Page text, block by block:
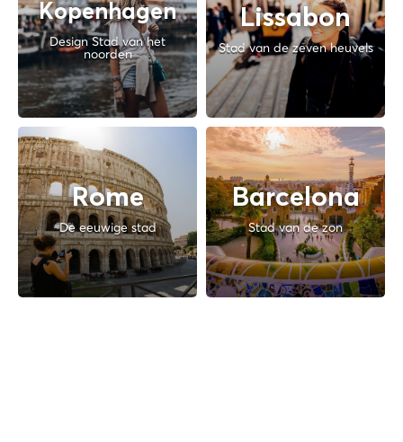
Kopenhagen
Design Stad van het
noorden
Lissabon
Stad van de zeven heuvels
Rome
De eeuwige stad
Barcelona
Stad van de zon